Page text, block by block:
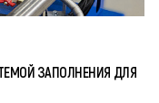
ЗАПОЛНЕНИЯ ДЛЯ